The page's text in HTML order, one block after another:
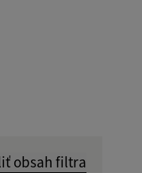
obsah filtra